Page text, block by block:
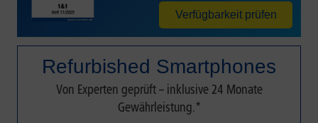
Verfügbarkeit prüfen
Refurbished Smartphones
Von Experten geprüft – inklusive 24 Monate
Gewährleistung.*